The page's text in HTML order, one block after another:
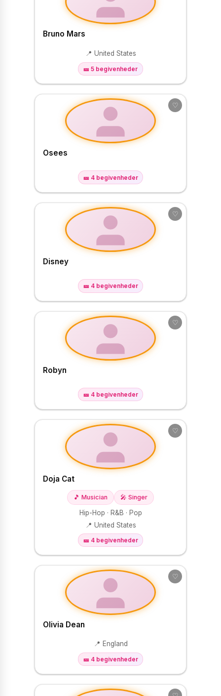
Bruno Mars
📍 United States
🎫 5 begivenheder
Osees
🎫 4 begivenheder
♡
Disney
🎫 4 begivenheder
♡
Robyn
🎫 4 begivenheder
♡
Doja Cat
🎵 Musician 🎤 Singer
Hip-Hop · R&B · Pop
📍 United States
🎫 4 begivenheder
♡
Olivia Dean
📍 England
🎫 4 begivenheder
♡